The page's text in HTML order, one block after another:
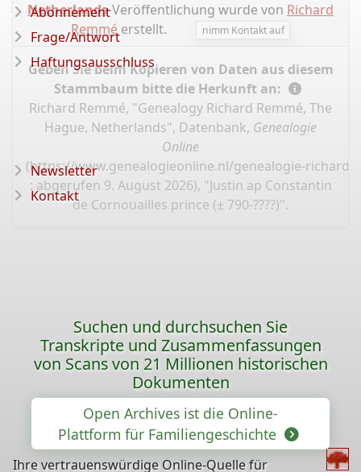
Netherlands-Veröffentlichung wurde von Richard
Remméerstellt. nimm Kontakt auf
Geben Sie beim Kopieren von Daten aus diesem
Stammbaum bitte die Herkunft an:
Richard Remmé, "Genealogy Richard Remmé, The
Hague, Netherlands", Datenbank, Genealogie
Online
(https://www.genealogieonline.nl/genealogie-richard-
: abgerufen 9. August 2026), "Justin ap Constantin
de Cornouailles prince (± 790-????)".
Abonnement
Frage/Antwort
Haftungsausschluss
Newsletter
Kontakt
Suchen und durchsuchen Sie
Transkripte und Zusammenfassungen
von Scans von 21 Millionen historischen
Dokumenten
Open Archives ist die Online-
Plattform für Familiengeschichte
Ihre vertrauenswürdige Online-Quelle für